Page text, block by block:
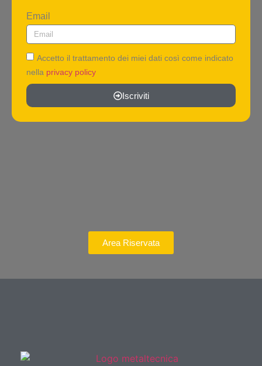
Email
Accetto il trattamento dei miei dati così come indicato
nella privacy policy
Iscriviti
Area Riservata